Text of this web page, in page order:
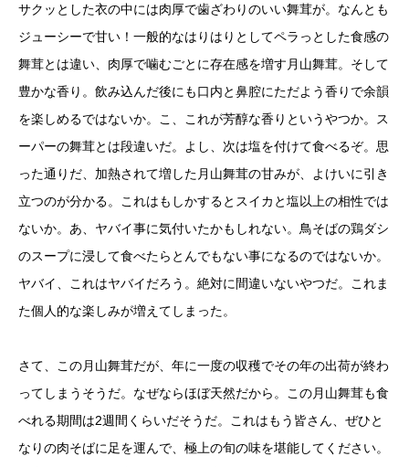
サクッとした衣の中には肉厚で歯ざわりのいい舞茸が。なんとも
ジューシーで甘い！一般的なはりはりとしてペラっとした食感の
舞茸とは違い、肉厚で噛むごとに存在感を増す月山舞茸。そして
豊かな香り。飲み込んだ後にも口内と鼻腔にただよう香りで余韻
を楽しめるではないか。こ、これが芳醇な香りというやつか。ス
ーパーの舞茸とは段違いだ。よし、次は塩を付けて食べるぞ。思
った通りだ、加熱されて増した月山舞茸の甘みが、よけいに引き
立つのが分かる。これはもしかするとスイカと塩以上の相性では
ないか。あ、ヤバイ事に気付いたかもしれない。鳥そばの鶏ダシ
のスープに浸して食べたらとんでもない事になるのではないか。
ヤバイ、これはヤバイだろう。絶対に間違いないやつだ。これま
た個人的な楽しみが増えてしまった。
さて、この月山舞茸だが、年に一度の収穫でその年の出荷が終わ
ってしまうそうだ。なぜならほぼ天然だから。この月山舞茸も食
べれる期間は2週間くらいだそうだ。これはもう皆さん、ぜひと
なりの肉そばに足を運んで、極上の旬の味を堪能してください。